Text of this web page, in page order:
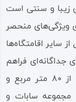
سابات اتاق 2 یک بنای زیبا و سنتی است
ویژگی‌های منحصر
سایر اقامتگاه‌ها
جداگانه‌ای فراهم
است. سابات ۲ با مساحت مفید بیش از ۸۰ متر مربع و
مجموعه سابات و